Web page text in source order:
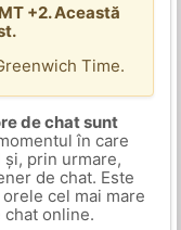
+2. Această
Time.
de chat sunt
în care
prin urmare,
de chat. Este
cel mai mare
online.